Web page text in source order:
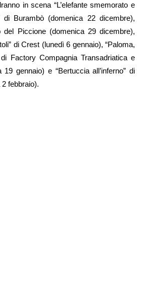
in scena “L’elefante smemorato e
di Burambò (domenica 22 dicembre),
del Piccione (domenica 29 dicembre),
di Crest (lunedì 6 gennaio), “Paloma,
Factory Compagnia Transadriatica e
gennaio) e “Bertuccia all’inferno” di
febbraio).